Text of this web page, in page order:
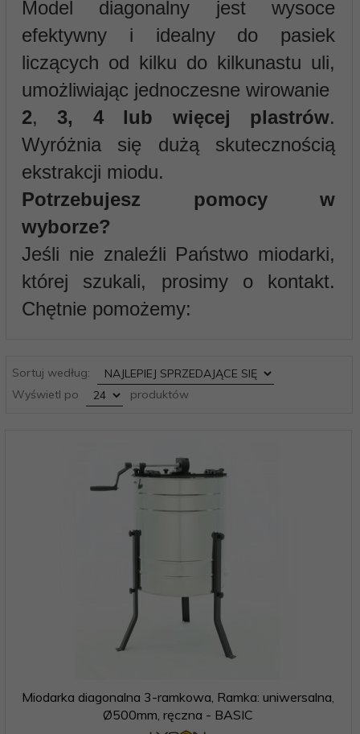
Model diagonalny jest wysoce
efektywny i idealny do pasiek
liczących od kilku do kilkunastu uli,
umożliwiając jednoczesne wirowanie
2, 3, 4 lub więcej plastrów.
Wyróżnia się dużą skutecznością
ekstrakcji miodu.
Potrzebujesz pomocy w
wyborze?
Jeśli nie znaleźli Państwo miodarki,
której szukali, prosimy o kontakt.
Chętnie pomożemy:
Sortuj według:
sort
Wyświetl po
pop produktów
Miodarka diagonalna 3-ramkowa, Ramka: uniwersalna,
Ø500mm, ręczna - BASIC